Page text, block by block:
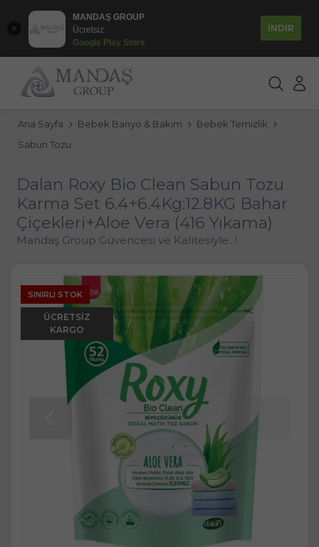
MANDAŞ GROUP
Ücretsiz
Google Play Store
İNDİR
Ana Sayfa Bebek Banyo & Bakım
Bebek Temizlik
Sabun Tozu
Dalan Roxy Bio Clean Sabun Tozu
Karma Set 6.4+6.4Kg:12.8KG Bahar
Çiçekleri+Aloe Vera (416 Yıkama)
Mandaş Group Güvencesi ve Kalitesiyle...!
SINIRLI STOK
ÜCRETSIZ
KARGO